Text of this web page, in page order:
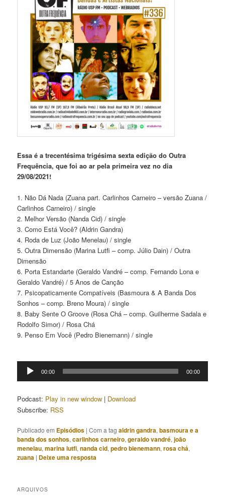
Essa é a trecentésima trigésima sexta edição do Outra
Frequência, que foi ao ar pela primeira vez no dia
29/08/2021!
1. Não Dá Nada (Zuana part. Carlinhos Carneiro – versão Zuana /
Carlinhos Carneiro) / single
2. Melhor Versão (Nanda Cid) / single
3. Como Está Você? (Aldrin Gandra)
4. Roda de Luz (João Menelau) / single
5. Outra Dimensão (Marina Lutfi – comp. Júlio Dain) / Outra
Dimensão
6. Porta Estandarte (Geraldo Vandré – comp. Fernando Lona e
Geraldo Vandré) / 5 Anos de Canção
7. Psicopaticamente Compatíveis (Basmoura & A Banda Dos
Sonhos – comp. Breno Moura) / single
8. Baby Sente O Groove (Rosa Chá – comp. Guilherme Sadala e
Rodolfo Simor) / Rosa Chá
9. Penso Em Você (Pedro Bienemann) / single
Tocador
00:00 00:00
Podcast: Play in new window | Download
Subscribe: RSS
Publicado em Episódios |Com a tagaldrin gandra,basmoura e a
banda dos sonhos,carlinhos carneiro,geraldo vandré,joão
menelau,marina lutfi,nanda cid,pedro bienemann,rosa chá,
zuana | Deixe uma resposta
ARQUIVOS